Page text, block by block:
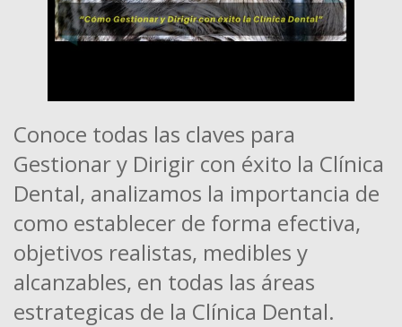
Conoce todas las claves para
Gestionar y Dirigir con éxito la Clínica
Dental, analizamos la importancia de
como establecer de forma efectiva,
objetivos realistas, medibles y
alcanzables, en todas las áreas
estrategicas de la Clínica Dental.